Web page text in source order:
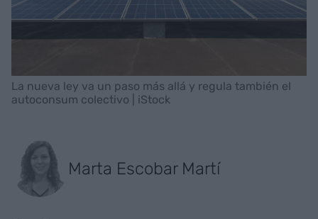
La nueva ley va un paso más allá y regula también el
autoconsum colectivo | iStock
Marta Escobar Martí